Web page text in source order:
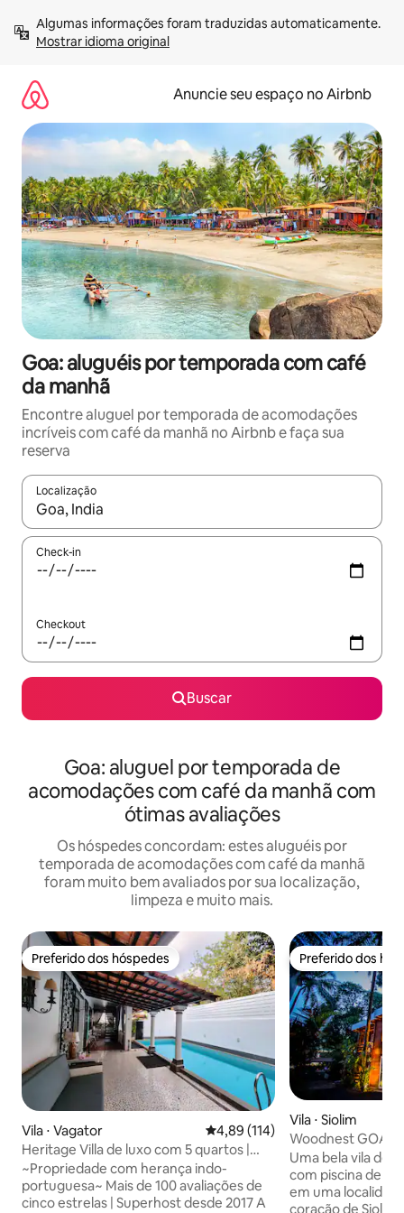
para
Mostrar idioma original
Anuncie seu espaço no Airbnb
Goa: aluguéis por temporada com café
da manhã
Encontre aluguel por temporada de acomodações
incríveis com café da manhã no Airbnb e faça sua
reserva
Localização
Quando os resultados estiverem disponíveis, explore-os
Check-in
Checkout
Buscar
Goa: aluguel por temporada de
acomodações com café da manhã com
ótimas avaliações
Os hóspedes concordam: estes aluguéis por
temporada de acomodações com café da manhã
foram muito bem avaliados por sua localização,
limpeza e muito mais.
Preferido dos hóspedes
Preferido dos hóspedes
Vila ⋅ Vagator 4,89 de uma avaliação média de
4,89 (114)
Heritage Villa de luxo com 5 quartos |
Piscina privativa | Assagao
~Propriedade com herança indo-
portuguesa~ Mais de 100 avaliações de
cinco estrelas | Superhost desde 2017 A
Preferido dos
Preferido dos
Vila ⋅ Siolim
Woodnest GOA
hidromassagem
Uma bela vila de
com piscina de
em uma
coração de